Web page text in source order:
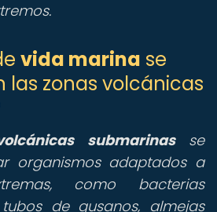
vida marina se
las zonas volcánicas
submarinasse
organismos adaptados a
como bacterias
tubos de gusanos, almejas